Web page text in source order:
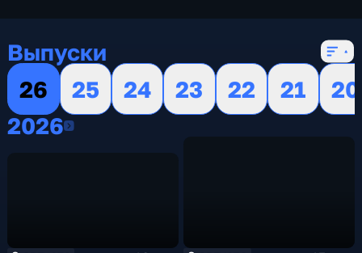
Выпуски
26
25 24 23 22 21
20
20262026